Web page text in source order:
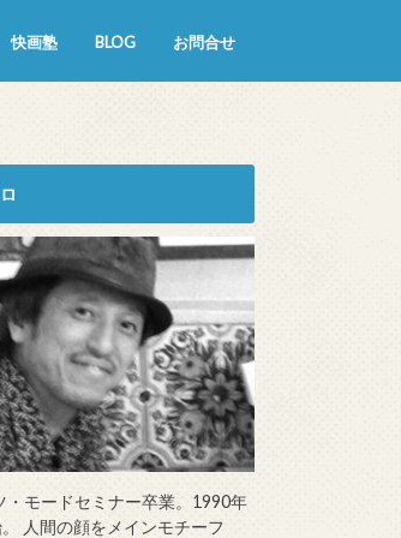
快画塾 BLOG お問合せ
・モードセミナー卒業。1990年
人間の顔をメインモチーフ